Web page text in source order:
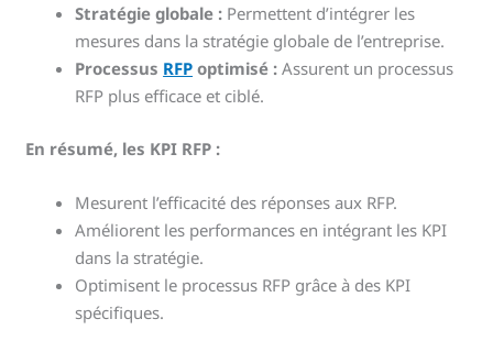
Stratégie globale : Permettent d’intégrer les
mesures dans la stratégie globale de l’entreprise.
Processus RFP optimisé : Assurent un processus
RFP plus efficace et ciblé.
En résumé, les KPI RFP :
Mesurent l’efficacité des réponses aux RFP.
Améliorent les performances en intégrant les KPI
dans la stratégie.
Optimisent le processus RFP grâce à des KPI
spécifiques.